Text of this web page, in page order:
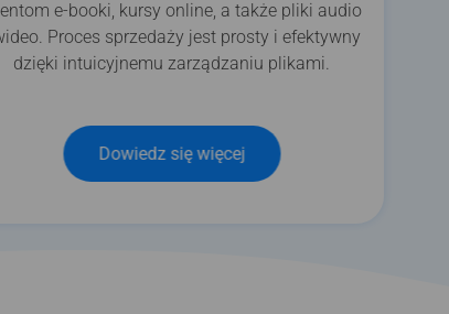
e-booki, kursy online, a także pliki audio
Proces sprzedaży jest prosty i efektywny
dzięki intuicyjnemu zarządzaniu plikami.
Dowiedz się więcej